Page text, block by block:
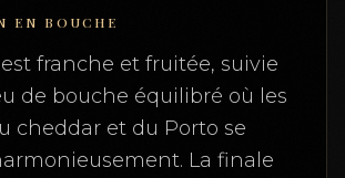
EN BOUCHE
franche et fruitée, suivie
de bouche équilibré où les
cheddar et du Porto se
La finale